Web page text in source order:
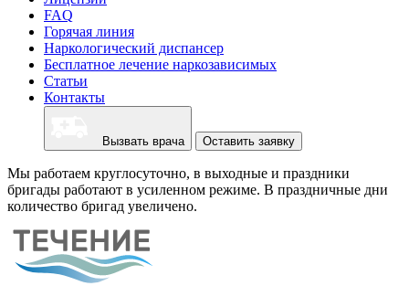
FAQ
Горячая линия
Наркологический диспансер
Бесплатное лечение наркозависимых
Статьи
Контакты
Вызвать врача Оставить заявку
Мы работаем круглосуточно, в выходные и праздники
бригады работают в усиленном режиме. В праздничные дни
количество бригад увеличено.